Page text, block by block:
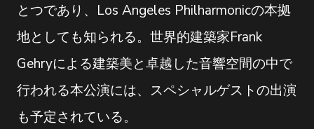
とつであり、Los Angeles Philharmonicの本拠
地としても知られる。世界的建築家Frank
Gehryによる建築美と卓越した音響空間の中で
行われる本公演には、スペシャルゲストの出演
も予定されている。